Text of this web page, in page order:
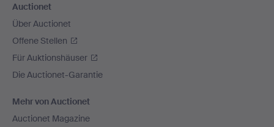
Auctionet
Über Auctionet
Offene Stellen
Für Auktionshäuser
Die Auctionet-Garantie
Mehr von Auctionet
Auctionet Magazine